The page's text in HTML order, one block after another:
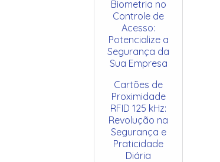
Biometria no
Controle de
Acesso:
Potencialize a
Segurança da
Sua Empresa
Cartões de
Proximidade
RFID 125 kHz:
Revolução na
Segurança e
Praticidade
Diária